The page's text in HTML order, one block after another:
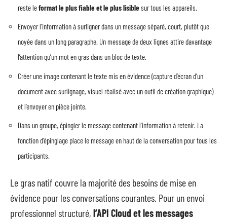
reste leformat le plus fiable et le plus lisiblesur tous les appareils.
Envoyer l’information à surligner dans un message séparé, court, plutôt que
noyée dans un long paragraphe. Un message de deux lignes attire davantage
l’attention qu’un mot en gras dans un bloc de texte.
Créer une image contenant le texte mis en évidence (capture d’écran d’un
document avec surlignage, visuel réalisé avec un outil de création graphique)
et l’envoyer en pièce jointe.
Dans un groupe, épingler le message contenant l’information à retenir. La
fonction d’épinglage place le message en haut de la conversation pour tous les
participants.
Le gras natif couvre la majorité des besoins de mise en
évidence pour les conversations courantes. Pour un envoi
professionnel structuré, l’API Cloud et les messages